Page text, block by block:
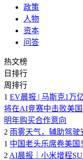
政策
人物
资本
问答
热文榜
日排行
周排行
1 EV晨报 | 马斯克1万
将在AI竞赛中击败美
明年购买合作意向
2 雨雾天气，辅助驾驶
1 中国老头乐席卷美国
2 AI晨报｜小米增程